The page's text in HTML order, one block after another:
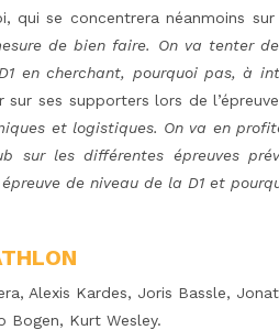
qui se concentrera néanmoins
de bien faire. On va tenter
en cherchant, pourquoi pas, à
sur ses supporters lors de
et logistiques. On va en
sur les différentes épreuves
de niveau de la D1 et
Alexis Kardes, Joris Bassle,
Bogen, Kurt Wesley.